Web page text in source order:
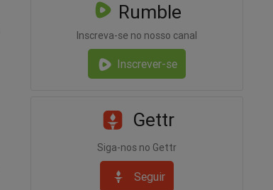
Rumble
Inscreva-se no nosso canal
Inscrever-se
Gettr
Siga-nos no Gettr
Seguir